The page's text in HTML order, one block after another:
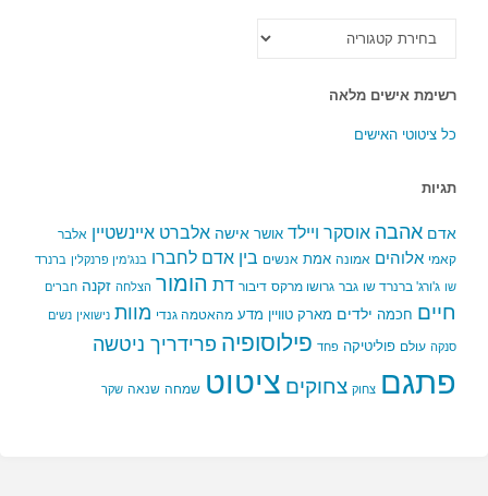
הקטגוריות
רשימת אישים מלאה
כל ציטוטי האישים
תגיות
אדם אהבה אוסקר ויילד אושר אישה אלברט איינשטיין אלבר
קאמי אלוהים אמונה אמת אנשים בין אדם לחברו בנג'מין פרנקלין ברנרד
שו ג'ורג' ברנרד שו גבר גרושו מרקס דיבור דת הומור הצלחה זקנה חברים
חיים חכמה ילדים מארק טוויין מדע מהאטמה גנדי מוות נישואין נשים
סנקה עולם פוליטיקה פחד פילוסופיה פרידריך ניטשה
פתגם צחוק צחוקים ציטוט שמחה שנאה שקר